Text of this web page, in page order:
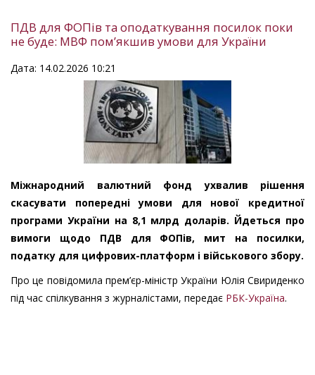
ПДВ для ФОПів та оподаткування посилок поки
не буде: МВФ пом’якшив умови для України
Дата: 14.02.2026 10:21
Міжнародний валютний фонд ухвалив рішення
скасувати попередні умови для нової кредитної
програми України на 8,1 млрд доларів. Йдеться про
вимоги щодо ПДВ для ФОПів, мит на посилки,
податку для цифрових-платформ і військового збору.
Про це повідомила прем’єр-міністр України Юлія Свириденко
під час спілкування з журналістами, передає РБК-Україна.